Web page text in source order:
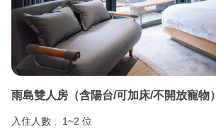
雨島雙人房（含陽台/可加床/不開放寵物）
入住人數 :
1~2 位